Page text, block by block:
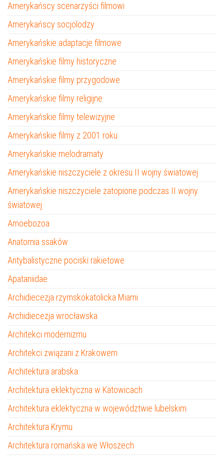
Amerykańscy scenarzyści filmowi
Amerykańscy socjolodzy
Amerykańskie adaptacje filmowe
Amerykańskie filmy historyczne
Amerykańskie filmy przygodowe
Amerykańskie filmy religijne
Amerykańskie filmy telewizyjne
Amerykańskie filmy z 2001 roku
Amerykańskie melodramaty
Amerykańskie niszczyciele z okresu II wojny światowej
Amerykańskie niszczyciele zatopione podczas II wojny
światowej
Amoebozoa
Anatomia ssaków
Antybalistyczne pociski rakietowe
Apataniidae
Archidiecezja rzymskokatolicka Miami
Archidiecezja wrocławska
Architekci modernizmu
Architekci związani z Krakowem
Architektura arabska
Architektura eklektyczna w Katowicach
Architektura eklektyczna w województwie lubelskim
Architektura Krymu
Architektura romańska we Włoszech